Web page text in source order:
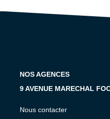
NOS AGENCES
9 AVENUE MARECHAL
Nous contacter